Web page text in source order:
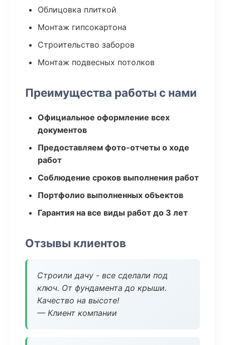
Облицовка плиткой
Монтаж гипсокартона
Строительство заборов
Монтаж подвесных потолков
Преимущества работы с нами
Официальное оформление всех
документов
Предоставляем фото-отчеты о ходе
работ
Соблюдение сроков выполнения работ
Портфолио выполненных объектов
Гарантия на все виды работ до 3 лет
Отзывы клиентов
Строили дачу - все сделали под
ключ. От фундамента до крыши.
Качество на высоте!
— Клиент компании